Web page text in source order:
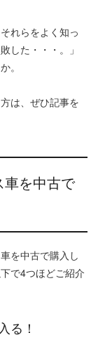
れらをよく知っ
した・・・。」
。
は、ぜひ記事を
車を中古で
を中古で購入し
で4つほどご紹介
る！